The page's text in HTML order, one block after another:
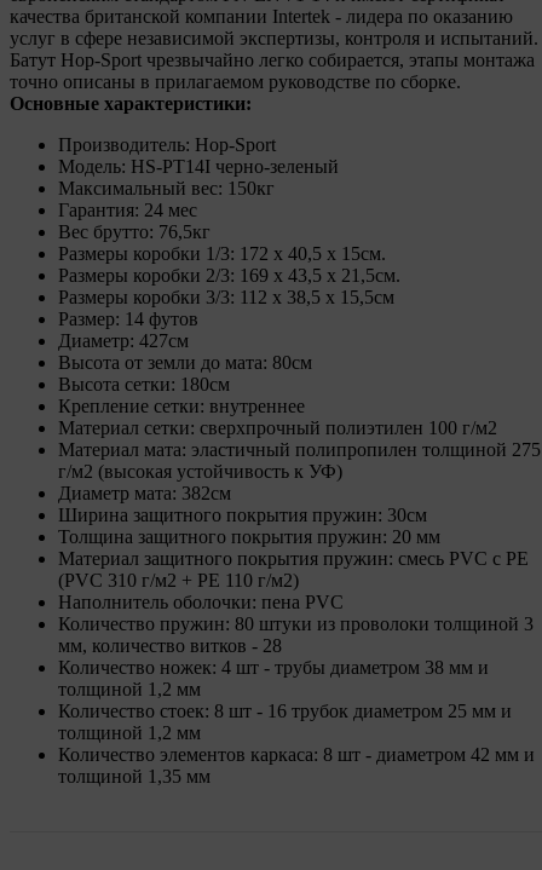
качества британской компании Intertek - лидера по оказанию
услуг в сфере независимой экспертизы, контроля и испытаний.
Батут Hop-Sport чрезвычайно легко собирается, этапы монтажа
точно описаны в прилагаемом руководстве по сборке.
Основные характеристики:
Производитель: Hop-Sport
Модель: HS-PT14I черно-зеленый
Максимальный вес: 150кг
Гарантия: 24 мес
Вес брутто: 76,5кг
Размеры коробки 1/3: 172 x 40,5 x 15см.
Размеры коробки 2/3: 169 x 43,5 x 21,5см.
Размеры коробки 3/3: 112 x 38,5 x 15,5см
Размер: 14 футов
Диаметр: 427см
Высота от земли до мата: 80см
Высота сетки: 180см
Крепление сетки: внутреннее
Материал сетки: сверхпрочный полиэтилен 100 г/м2
Материал мата: эластичный полипропилен толщиной 275
г/м2 (высокая устойчивость к УФ)
Диаметр мата: 382см
Ширина защитного покрытия пружин: 30см
Толщина защитного покрытия пружин: 20 мм
Материал защитного покрытия пружин: смесь PVC с PE
(PVC 310 г/м2 + PE 110 г/м2)
Наполнитель оболочки: пена PVC
Количество пружин: 80 штуки из проволоки толщиной 3
мм, количество витков - 28
Количество ножек: 4 шт - трубы диаметром 38 мм и
толщиной 1,2 мм
Количество стоек: 8 шт - 16 трубок диаметром 25 мм и
толщиной 1,2 мм
Количество элементов каркаса: 8 шт - диаметром 42 мм и
толщиной 1,35 мм